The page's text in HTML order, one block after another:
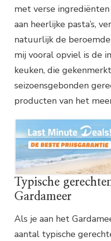
met verse ingrediënten
aan heerlijke pasta’s,
natuurlijk de beroemde
mij vooral opviel is de
keuken, die
seizoensgebonden
producten van het
Typische
Gardameer
Als je aan het
aantal typische